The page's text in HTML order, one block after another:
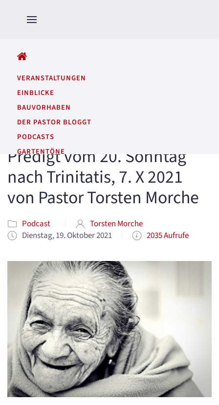
VERANSTALTUNGEN
EINBLICKE
BAUVORHABEN
DER PASTOR BLOGGT
PODCASTS
GARTENTÖNE
Predigt vom 20. Sonntag
nach Trinitatis, 7. X 2021
von Pastor Torsten Morche
Podcast
Torsten Morche
Dienstag, 19. Oktober 2021
2035 Aufrufe